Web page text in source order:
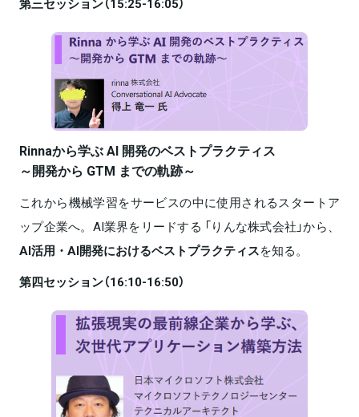
Rinnaから学ぶ AI 開発のベストプラクティス
～開発から GTM までの軌跡～
これから機械学習をサービスの中に使用されるスタートア
ップ企業へ。AI業界をリードする 「りんな株式会社」から、
AI活用・AI開発におけるベストプラクティスを知る。
第四セッション（16:10-16:50）